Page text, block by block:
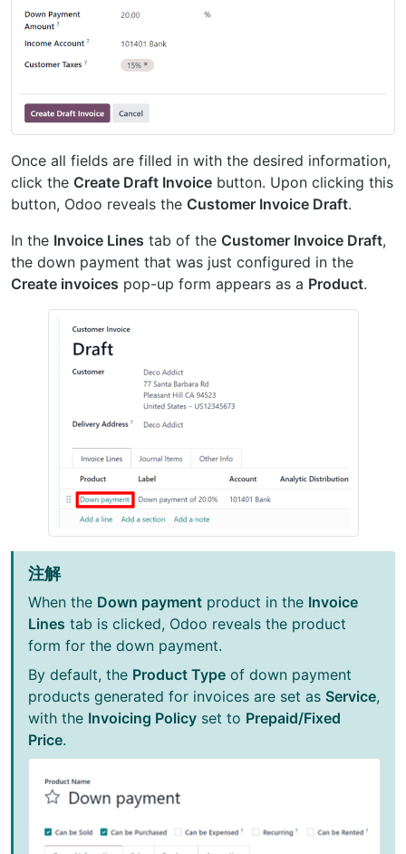
Once all fields are filled in with the desired information,
click the Create Draft Invoice button. Upon clicking this
button, Odoo reveals the Customer Invoice Draft.
In the Invoice Lines tab of the Customer Invoice Draft,
the down payment that was just configured in the
Create invoices pop-up form appears as a Product.
注解
When the Down payment product in the Invoice
Lines tab is clicked, Odoo reveals the product
form for the down payment.
By default, the Product Type of down payment
products generated for invoices are set as Service,
with the Invoicing Policy set to Prepaid/Fixed
Price.